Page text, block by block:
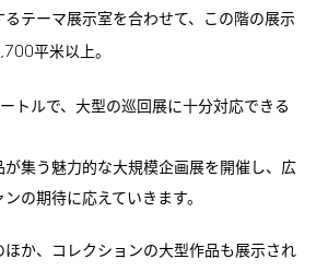
テーマ展示室を合わせて、この階の展示
平米以上。
トルで、大型の巡回展に十分対応できる
が集う魅力的な大規模企画展を開催し、広
の期待に応えていきます。
ほか、コレクションの大型作品も展示され